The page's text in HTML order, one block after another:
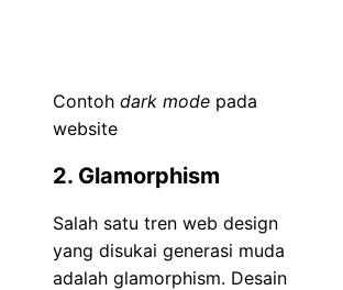
Contohdark mode pada
website
2. Glamorphism
Salah satu tren web design
yang disukai generasi muda
adalah glamorphism. Desain